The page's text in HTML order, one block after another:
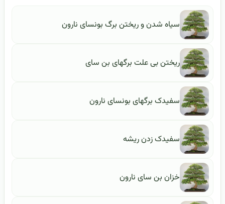
سیاه شدن و ریختن برگ بونسای نارون
ریختن بی علت برگهای بن سای
سفیدک برگهای بونسای نارون
سفیدک زدن ریشه
خزان بن سای نارون